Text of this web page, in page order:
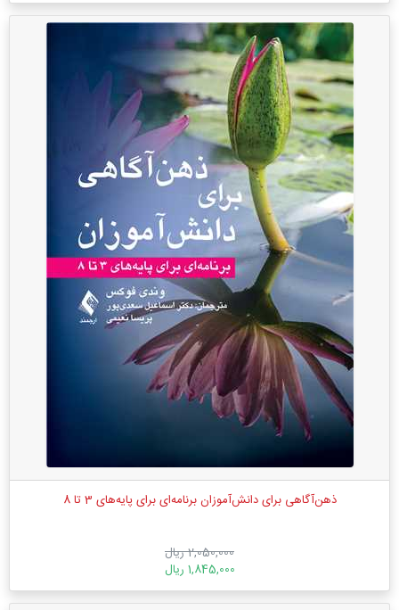
ذهن‌آگاهی برای دانش‌آموزان برنامه‌ای برای پایه‌های 3 تا 8
2,050,000 ریال
1,845,000 ریال